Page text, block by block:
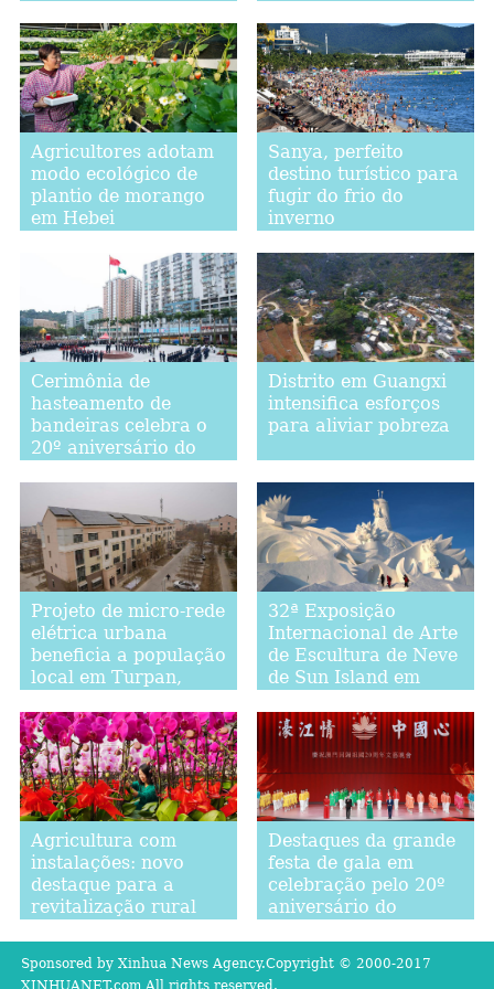
Agricultores adotam
modo ecológico de
plantio de morango
em Hebei
Sanya, perfeito
destino turístico para
fugir do frio do
inverno
Cerimônia de
hasteamento de
bandeiras celebra o
20º aniversário do
Distrito em Guangxi
intensifica esforços
para aliviar pobreza
Projeto de micro-rede
elétrica urbana
beneficia a população
local em Turpan,
China
32ª Exposição
Internacional de Arte
de Escultura de Neve
de Sun Island em
ao público
Agricultura com
instalações: novo
destaque para a
revitalização rural
Destaques da grande
festa de gala em
celebração pelo 20º
aniversário do
Sponsored by Xinhua News Agency.Copyright © 2000-2017
XINHUANET.com All rights reserved.